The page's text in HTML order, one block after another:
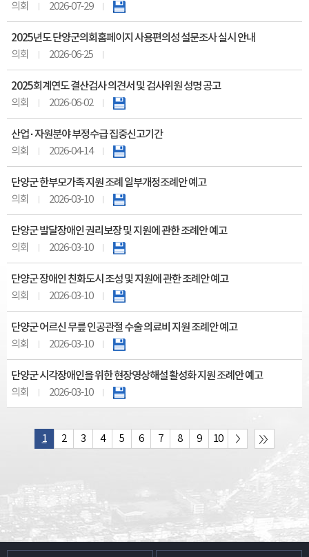
의회 2026-07-29
2025년도 단양군의회홈페이지 사용편의성 설문조사 실시 안내
의회 2026-06-25
2025회계연도 결산검사 의견서 및 검사위원 성명 공고
의회 2026-06-02
산업 · 자원분야 부정수급 집중신고기간
의회 2026-04-14
단양군 한부모가족 지원 조례 일부개정조례안 예고
의회 2026-03-10
단양군 발달장애인 권리보장 및 지원에 관한 조례안 예고
의회 2026-03-10
단양군 장애인 친화도시 조성 및 지원에 관한 조례안 예고
의회 2026-03-10
단양군 어르신 무릎 인공관절 수술 의료비 지원 조례안 예고
의회 2026-03-10
단양군 시각장애인을 위한 현장영상해설 활성화 지원 조례안 예고
의회 2026-03-10
1 2 3 4 5 6 7 8 9 10